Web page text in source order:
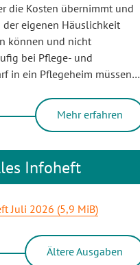
die Kosten übernimmt und
der eigenen Häuslichkeit
können und nicht
bei Pflege- und
in ein Pflegeheim müssen…
Mehr erfahren
Infoheft
Juli 2026 (5,9 MiB)
Ältere Ausgaben